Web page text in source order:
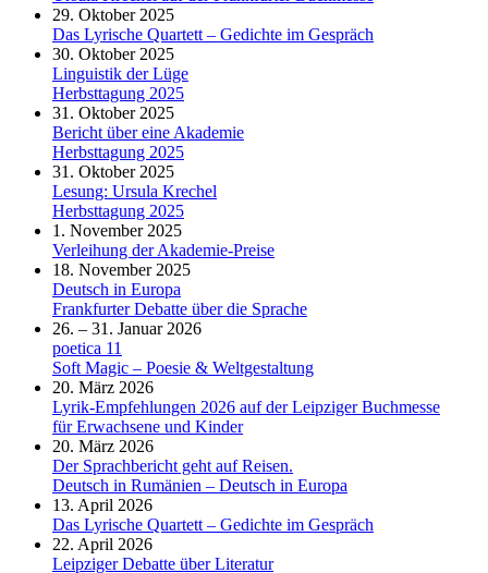
29. Oktober 2025
Das Lyrische Quartett – Gedichte im Gespräch
30. Oktober 2025
Linguistik der Lüge
Herbsttagung 2025
31. Oktober 2025
Bericht über eine Akademie
Herbsttagung 2025
31. Oktober 2025
Lesung: Ursula Krechel
Herbsttagung 2025
1. November 2025
Verleihung der Akademie-Preise
18. November 2025
Deutsch in Europa
Frankfurter Debatte über die Sprache
26. – 31. Januar 2026
poetica 11
Soft Magic – Poesie & Weltgestaltung
20. März 2026
Lyrik-Empfehlungen 2026 auf der Leipziger Buchmesse
für Erwachsene und Kinder
20. März 2026
Der Sprachbericht geht auf Reisen.
Deutsch in Rumänien – Deutsch in Europa
13. April 2026
Das Lyrische Quartett – Gedichte im Gespräch
22. April 2026
Leipziger Debatte über Literatur